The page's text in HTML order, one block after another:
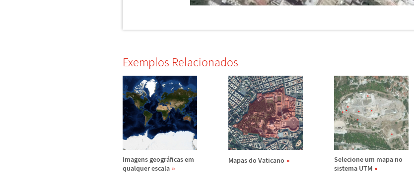
Exemplos Relacionados
Imagens geográficas em
qualquer escala
Mapas do Vaticano
Selecione um mapa no
sistema UTM